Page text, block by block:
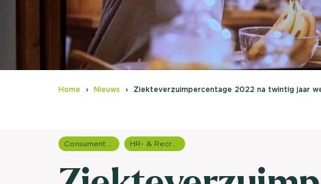
UX-
Home Nieuws Ziekteverzuimpercentage 2022 na twintig jaar
Consumentenonderzoek HR- & Recruitment onderzoek